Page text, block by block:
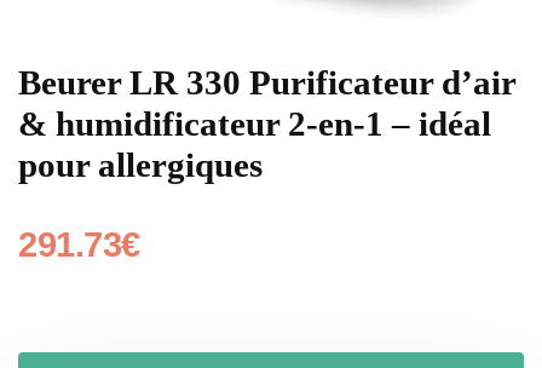
Beurer LR 330 Purificateur d’air
& humidificateur 2-en-1 – idéal
pour allergiques
291.73€